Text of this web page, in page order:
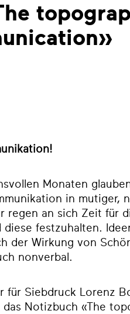
Monaten
in mutiger,
regen an sich Zeit für
festzuhalten.
der Wirkung von
nonverbal.
für Siebdruck Lorenz
das Notizbuch «The